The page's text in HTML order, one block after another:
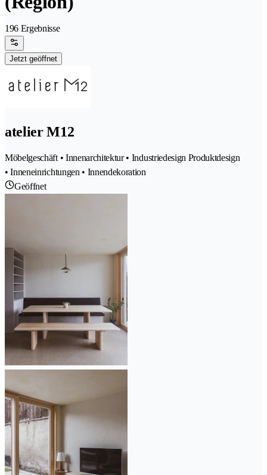
196 Ergebnisse
Jetzt geöffnet
atelier M12
Möbelgeschäft • Innenarchitektur • Industriedesign Produktdesign
• Inneneinrichtungen • Innendekoration
Geöffnet